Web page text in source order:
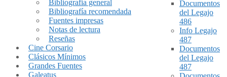
Bibliografia general
Bibliografía recomendada
Fuentes impresas
Notas de lectura
Reseñas
Cine Corsario
Clásicos Mínimos
Grandes Fuentes
Galeatus
Documentos
del Legajo
486
Info Legajo
487
Documentos
del Legajo
487